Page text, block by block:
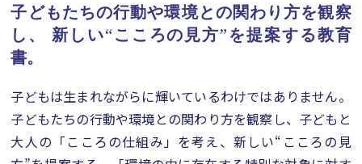
子どもたちの行動や環境との関わり方を観察
し、
新しい“こころの見方”を提案する教育
書。
子どもは生まれながらに輝いているわけではありません。
子どもたちの行動や環境との関わり方を観察し、子どもと
大人の「こころの仕組み」を考え、新しい“こころの見